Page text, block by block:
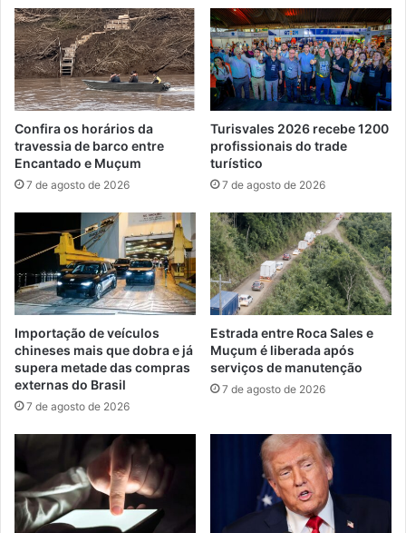
Confira os horários da
travessia de barco entre
Encantado e Muçum
7 de agosto de 2026
Turisvales 2026 recebe 1200
profissionais do trade
turístico
7 de agosto de 2026
Importação de veículos
chineses mais que dobra e já
supera metade das compras
externas do Brasil
7 de agosto de 2026
Estrada entre Roca Sales e
Muçum é liberada após
serviços de manutenção
7 de agosto de 2026